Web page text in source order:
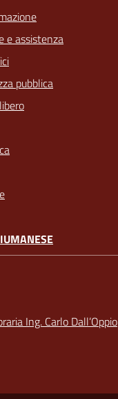
e assistenza
pubblica
Ing. Carlo Dall’Oppio